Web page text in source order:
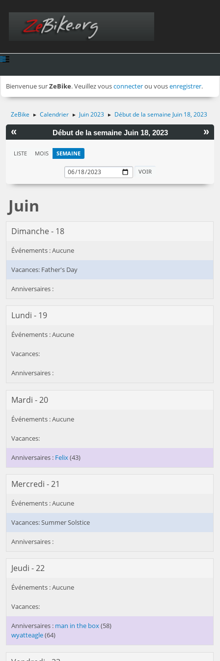
Bienvenue surZeBike. Veuillez vousconnecterou vousenregistrer.
ZeBike ► Calendrier ► Juin 2023 ► Début de la semaine Juin 18, 2023
« »
Début de la semaine Juin 18, 2023
LISTE MOIS SEMAINE
Juin
Dimanche - 18
Father's Day
Lundi - 19
Mardi - 20
Felix(43)
Mercredi - 21
Summer Solstice
Jeudi - 22
man in the box(58)
wyatteagle(64)